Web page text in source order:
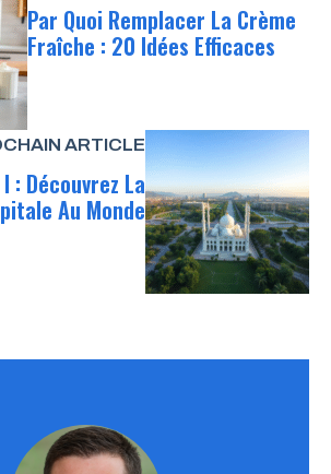
Par Quoi Remplacer La Crème
Fraîche : 20 Idées Efficaces
ARTICLE
: Découvrez La
Au Monde